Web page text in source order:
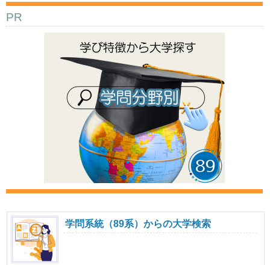
PR
学問系統（89系）からの大学検索